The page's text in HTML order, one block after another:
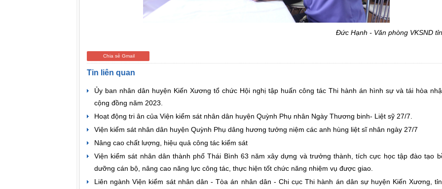
Đức Hạnh - Văn phòng VKSND
Chia sẻ Gmail
Tin liên quan
Ủy ban nhân dân huyện Kiến Xương tổ chức Hội nghị tập huấn công tác Thi hành án hình sự và tái hòa
cộng đồng năm 2023.
Hoạt động tri ân của Viện kiểm sát nhân dân huyện Quỳnh Phụ nhân Ngày Thương binh- Liệt sỹ 27/7.
Viện kiểm sát nhân dân huyện Quỳnh Phụ dâng hương tưởng niệm các anh hùng liệt sĩ nhân ngày 27/7
Nâng cao chất lượng, hiệu quả công tác kiểm sát
Viện kiểm sát nhân dân thành phố Thái Bình 63 năm xây dựng và trưởng thành, tích cực học tập đào tạo
dưỡng cán bộ, nâng cao năng lực công tác, thực hiện tốt chức năng nhiệm vụ được giao.
Liên ngành Viện kiểm sát nhân dân - Tòa án nhân dân - Chi cục Thi hành án dân sự huyện Kiến Xương,